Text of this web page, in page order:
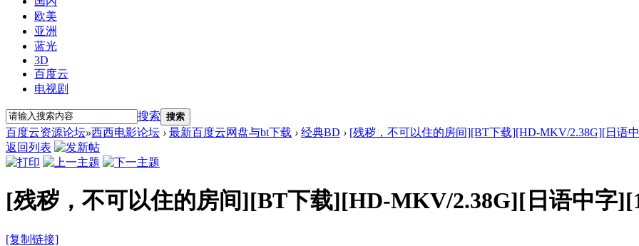
欧美
亚洲
蓝光
3D
百度云
电视剧
搜索 搜索
百度云资源论坛»西西电影论坛 › 最新百度云网盘与bt下载 › 经典BD › [残秽，不可以住的房间][BT下载][HD-MKV/2.38G][日语
返回列表
[残秽，不可以住的房间][BT下载][HD-MKV/2.38G][日语中字
[复制链接]